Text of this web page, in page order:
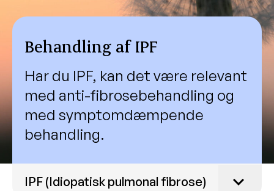
Behandling af IPF
Har du IPF, kan det være relevant
med anti-fibrosebehandling og
med symptomdæmpende
behandling.
IPF (Idiopatisk pulmonal fibrose)